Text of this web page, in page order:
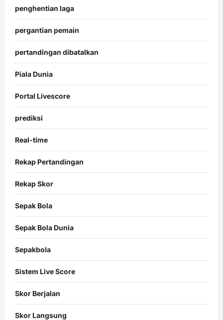
penghentian laga
pergantian pemain
pertandingan dibatalkan
Piala Dunia
Portal Livescore
prediksi
Real-time
Rekap Pertandingan
Rekap Skor
Sepak Bola
Sepak Bola Dunia
Sepakbola
Sistem Live Score
Skor Berjalan
Skor Langsung